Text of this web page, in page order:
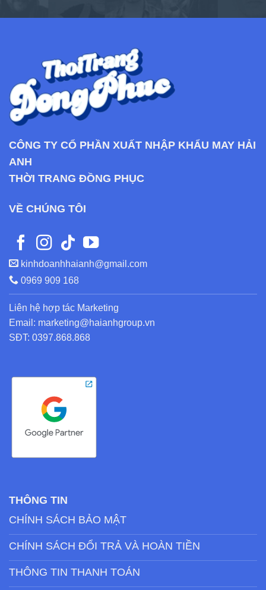
CÔNG TY CỔ PHẦN XUẤT NHẬP KHẨU MAY HẢI
ANH
THỜI TRANG ĐỒNG PHỤC
VỀ CHÚNG TÔI
kinhdoanhhaianh@gmail.com
0969 909 168
Liên hệ hợp tác Marketing
Email: marketing@haianhgroup.vn
SĐT: 0397.868.868
THÔNG TIN
CHÍNH SÁCH BẢO MẬT
CHÍNH SÁCH ĐỔI TRẢ VÀ HOÀN TIỀN
THÔNG TIN THANH TOÁN